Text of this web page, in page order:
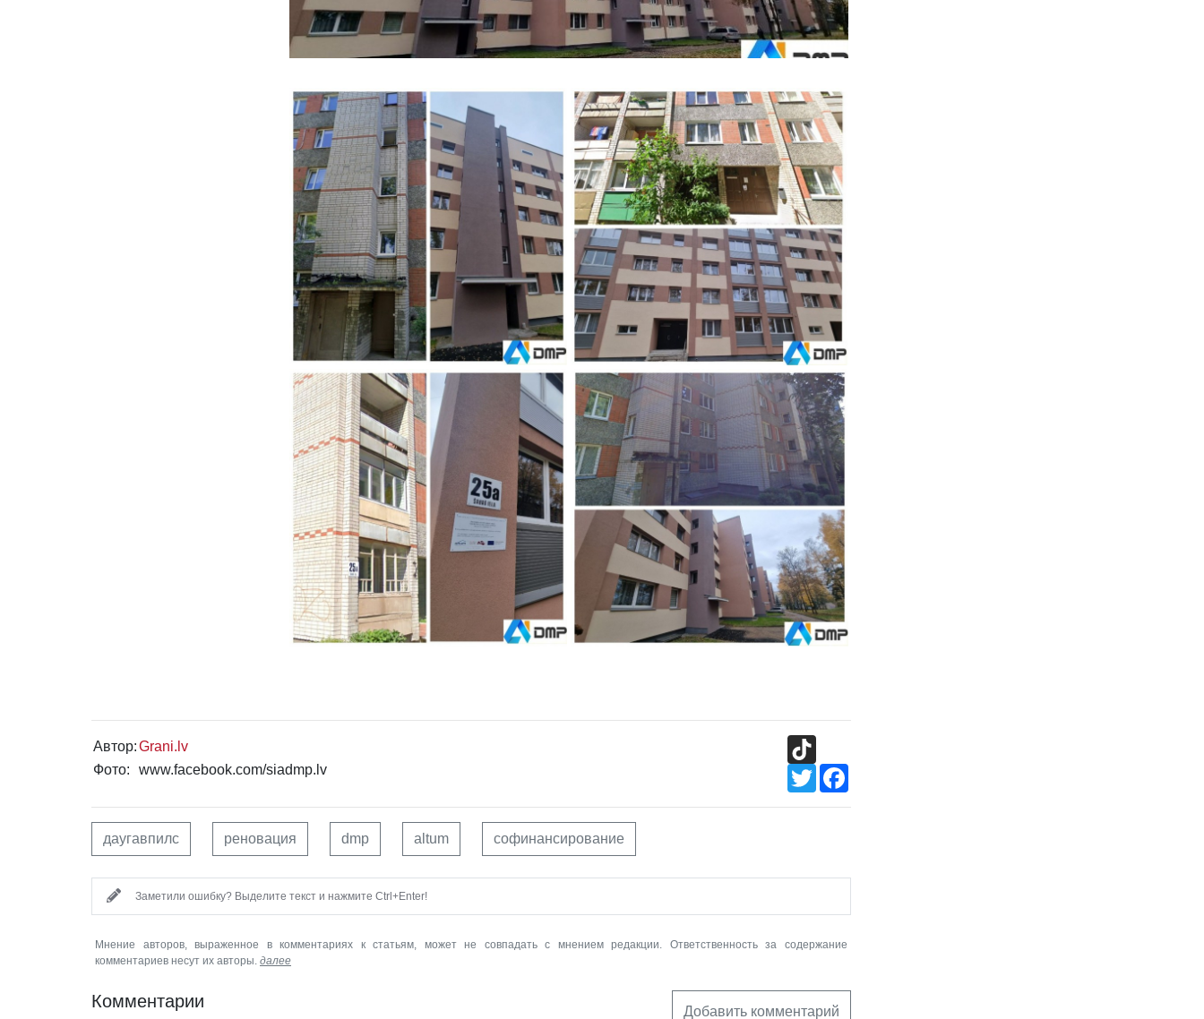
Автор:Grani.lv
Фото:
www.facebook.com/siadmp.lv
TikTok
TwitterFacebook
даугавпилс реновация dmp altum софинансирование
Заметили ошибку? Выделите текст и нажмите Ctrl+Enter!
Мнение авторов, выраженное в комментариях к статьям, может не совпадать с мнением редакции. Ответственность за содержание
комментариев несут их авторы. далее
Комментарии
Добавить комментарий